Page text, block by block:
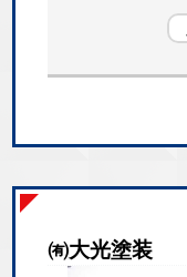
㈲大光塗装